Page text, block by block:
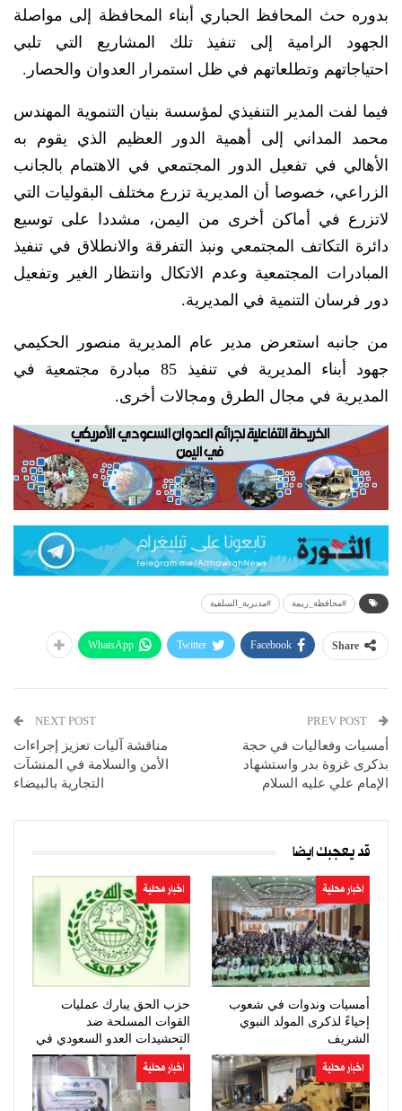
بدوره حث المحافظ الحباري أبناء المحافظة إلى مواصلة
الجهود الرامية إلى تنفيذ تلك المشاريع التي تلبي
احتياجاتهم وتطلعاتهم في ظل استمرار العدوان والحصار.
فيما لفت المدير التنفيذي لمؤسسة بنيان التنموية المهندس
محمد المداني إلى أهمية الدور العظيم الذي يقوم به
الأهالي في تفعيل الدور المجتمعي في الاهتمام بالجانب
الزراعي، خصوصا أن المديرية تزرع مختلف البقوليات التي
لاتزرع في أماكن أخرى من اليمن، مشددا على توسيع
دائرة التكاتف المجتمعي ونبذ التفرقة والانطلاق في تنفيذ
المبادرات المجتمعية وعدم الاتكال وانتظار الغير وتفعيل
دور فرسان التنمية في المديرية.
من جانبه استعرض مدير عام المديرية منصور الحكيمي
جهود أبناء المديرية في تنفيذ 85 مبادرة مجتمعية في
المديرية في مجال الطرق ومجالات أخرى.
#محافظة_ريمة #مديرية_السلفية
Share
Facebook
Twitter
WhatsApp
أمسيات وفعاليات في حجة
بذكرى غزوة بدر واستشهاد
الإمام علي عليه السلام
NEXT POST
مناقشة آليات تعزيز إجراءات
الأمن والسلامة في المنشآت
التجارية بالبيضاء
قد يعجبك ايضا
اخبار محلية
أمسيات وندوات في شعوب
إحياءً لذكرى المولد النبوي
الشريف
اخبار محلية
حزب الحق يبارك عمليات
القوات المسلحة ضد
التحشيدات العدو السعودي في
مأرب وحضرموت
اخبار محلية اخبار محلية